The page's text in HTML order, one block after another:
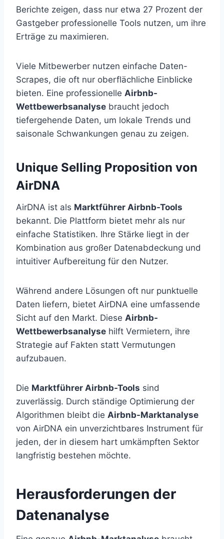
Berichte zeigen, dass nur etwa 27 Prozent der
Gastgeber professionelle Tools nutzen, um ihre
Erträge zu maximieren.
Viele Mitbewerber nutzen einfache Daten-
Scrapes, die oft nur oberflächliche Einblicke
bieten. Eine professionelle Airbnb-
Wettbewerbsanalyse braucht jedoch
tiefergehende Daten, um lokale Trends und
saisonale Schwankungen genau zu zeigen.
Unique Selling Proposition von
AirDNA
AirDNA ist als Marktführer Airbnb-Tools
bekannt. Die Plattform bietet mehr als nur
einfache Statistiken. Ihre Stärke liegt in der
Kombination aus großer Datenabdeckung und
intuitiver Aufbereitung für den Nutzer.
Während andere Lösungen oft nur punktuelle
Daten liefern, bietet AirDNA eine umfassende
Sicht auf den Markt. Diese Airbnb-
Wettbewerbsanalyse hilft Vermietern, ihre
Strategie auf Fakten statt Vermutungen
aufzubauen.
Die Marktführer Airbnb-Tools sind
zuverlässig. Durch ständige Optimierung der
Algorithmen bleibt die Airbnb-Marktanalyse
von AirDNA ein unverzichtbares Instrument für
jeden, der in diesem hart umkämpften Sektor
langfristig bestehen möchte.
Herausforderungen der
Datenanalyse